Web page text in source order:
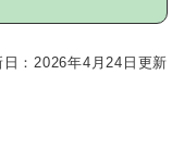
日：2026年4月24日更新